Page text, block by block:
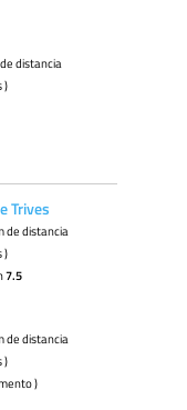
distancia
)
Trives
de distancia
)
7.5
de distancia
)
)